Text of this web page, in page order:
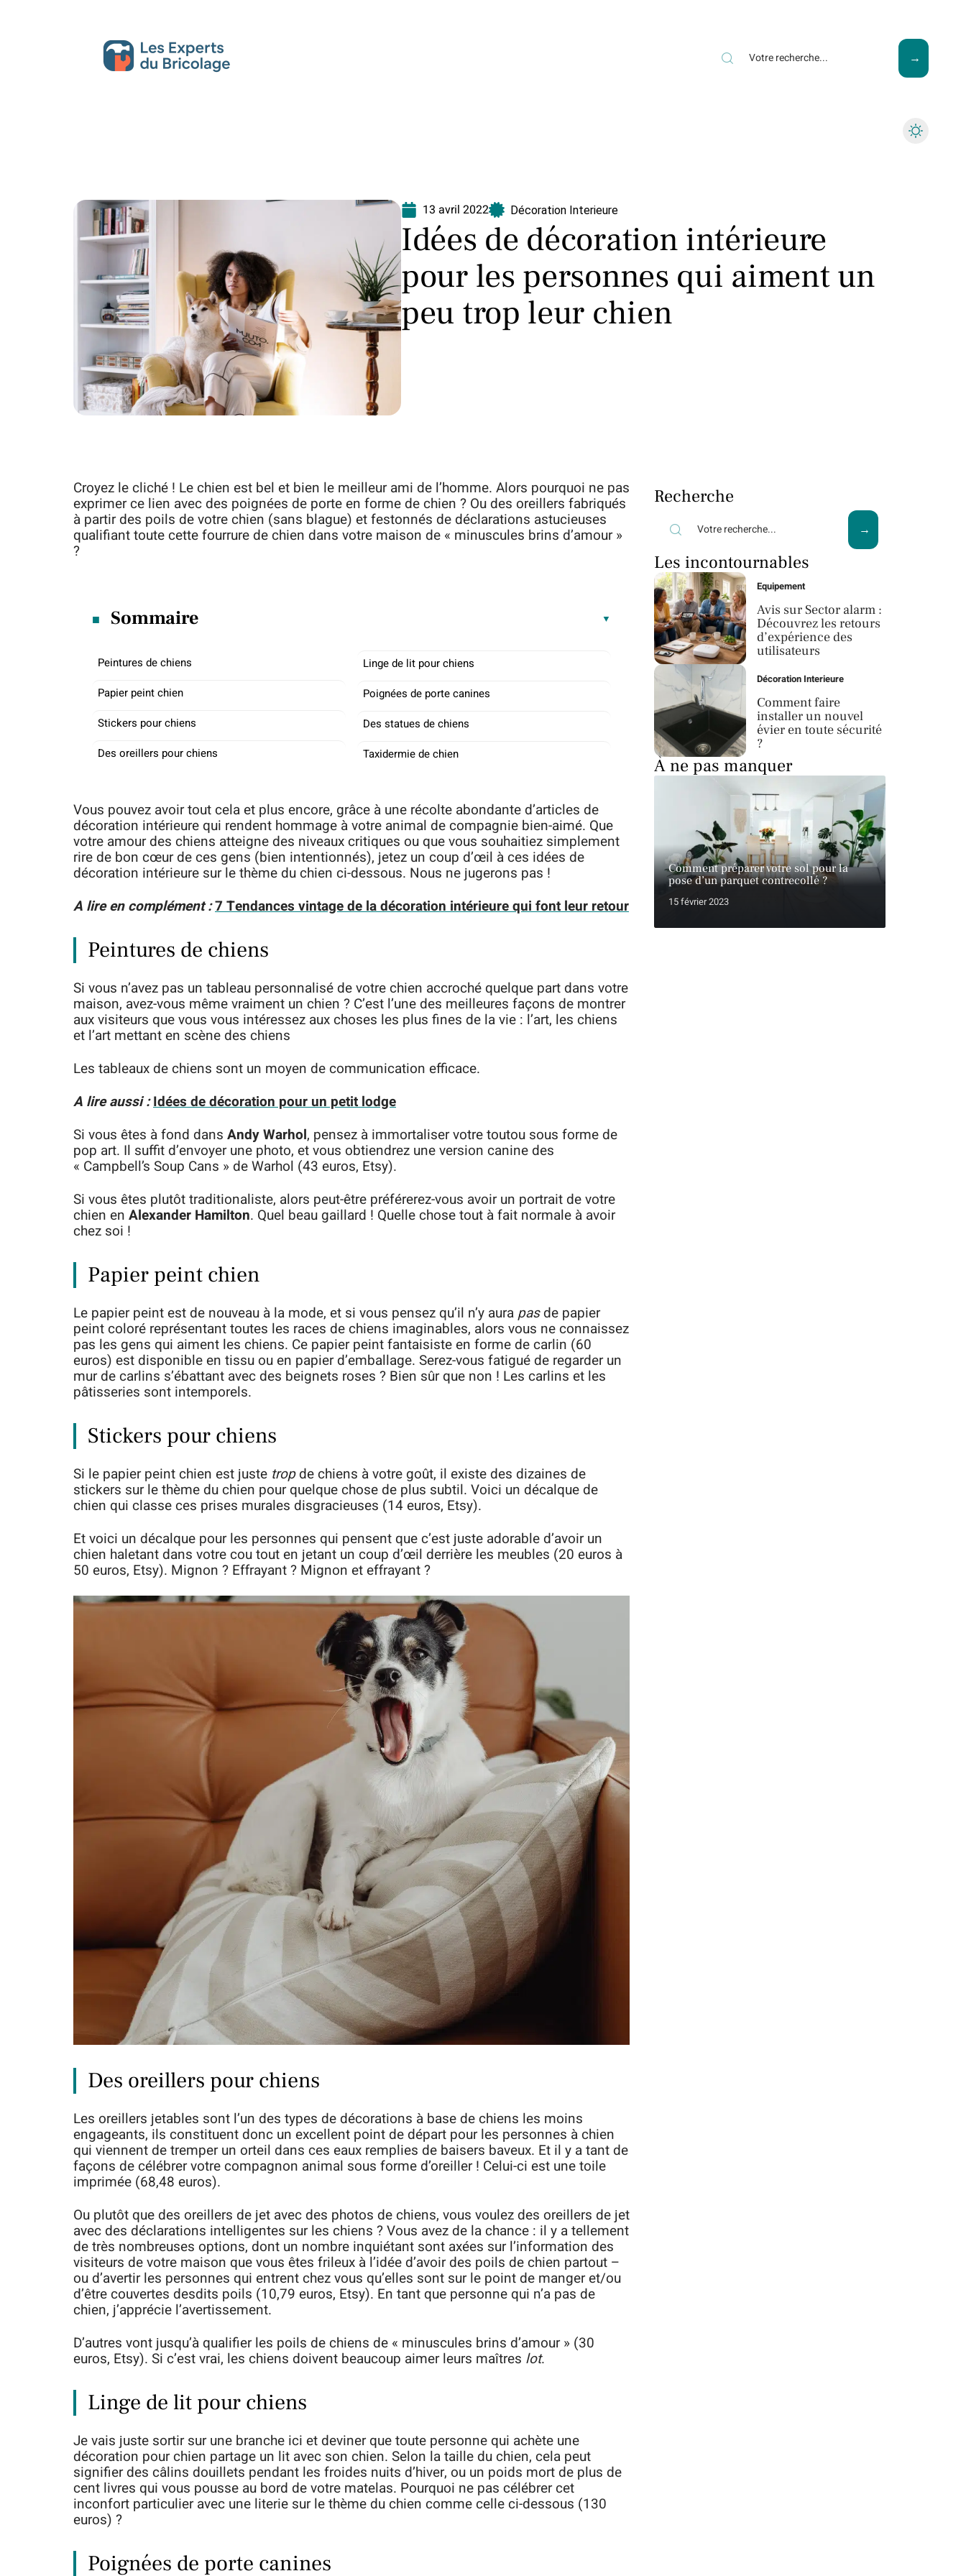
13 avril 2022 Décoration Interieure
Idées de décoration intérieure
pour les personnes qui aiment un
peu trop leur chien
Croyez le cliché ! Le chien est bel et bien le meilleur ami de l’homme. Alors pourquoi ne pas
exprimer ce lien avec des poignées de porte en forme de chien ? Ou des oreillers fabriqués
à partir des poils de votre chien (sans blague) et festonnés de déclarations astucieuses
qualifiant toute cette fourrure de chien dans votre maison de « minuscules brins d’amour »
?
Sommaire
Peintures de chiens
Papier peint chien
Stickers pour chiens
Des oreillers pour chiens
Linge de lit pour chiens
Poignées de porte canines
Des statues de chiens
Taxidermie de chien
Vous pouvez avoir tout cela et plus encore, grâce à une récolte abondante d’articles de
décoration intérieure qui rendent hommage à votre animal de compagnie bien-aimé. Que
votre amour des chiens atteigne des niveaux critiques ou que vous souhaitiez simplement
rire de bon cœur de ces gens (bien intentionnés), jetez un coup d’œil à ces idées de
décoration intérieure sur le thème du chien ci-dessous. Nous ne jugerons pas !
A lire en complément :7 Tendances vintage de la décoration intérieure qui font leur retour
Peintures de chiens
Si vous n’avez pas un tableau personnalisé de votre chien accroché quelque part dans votre
maison, avez-vous même vraiment un chien ? C’est l’une des meilleures façons de montrer
aux visiteurs que vous vous intéressez aux choses les plus fines de la vie : l’art, les chiens
et l’art mettant en scène des chiens
Les tableaux de chiens sont un moyen de communication efficace.
A lire aussi :Idées de décoration pour un petit lodge
Si vous êtes à fond dans Andy Warhol, pensez à immortaliser votre toutou sous forme de
pop art. Il suffit d’envoyer une photo, et vous obtiendrez une version canine des
« Campbell’s Soup Cans » de Warhol (43 euros, Etsy).
Si vous êtes plutôt traditionaliste, alors peut-être préférerez-vous avoir un portrait de votre
chien en Alexander Hamilton. Quel beau gaillard ! Quelle chose tout à fait normale à avoir
chez soi !
Papier peint chien
Le papier peint est de nouveau à la mode, et si vous pensez qu’il n’y aura pasde papier
peint coloré représentant toutes les races de chiens imaginables, alors vous ne connaissez
pas les gens qui aiment les chiens. Ce papier peint fantaisiste en forme de carlin (60
euros) est disponible en tissu ou en papier d’emballage. Serez-vous fatigué de regarder un
mur de carlins s’ébattant avec des beignets roses ? Bien sûr que non ! Les carlins et les
pâtisseries sont intemporels.
Stickers pour chiens
Si le papier peint chien est juste tropde chiens à votre goût, il existe des dizaines de
stickers sur le thème du chien pour quelque chose de plus subtil. Voici un décalque de
chien qui classe ces prises murales disgracieuses (14 euros, Etsy).
Et voici un décalque pour les personnes qui pensent que c’est juste adorable d’avoir un
chien haletant dans votre cou tout en jetant un coup d’œil derrière les meubles (20 euros à
50 euros, Etsy). Mignon ? Effrayant ? Mignon et effrayant ?
Des oreillers pour chiens
Les oreillers jetables sont l’un des types de décorations à base de chiens les moins
engageants, ils constituent donc un excellent point de départ pour les personnes à chien
qui viennent de tremper un orteil dans ces eaux remplies de baisers baveux. Et il y a tant de
façons de célébrer votre compagnon animal sous forme d’oreiller ! Celui-ci est une toile
imprimée (68,48 euros).
Ou plutôt que des oreillers de jet avec des photos de chiens, vous voulez des oreillers de jet
avec des déclarations intelligentes sur les chiens ? Vous avez de la chance : il y a tellement
de très nombreuses options, dont un nombre inquiétant sont axées sur l’information des
visiteurs de votre maison que vous êtes frileux à l’idée d’avoir des poils de chien partout –
ou d’avertir les personnes qui entrent chez vous qu’elles sont sur le point de manger et/ou
d’être couvertes desdits poils (10,79 euros, Etsy). En tant que personne qui n’a pas de
chien, j’apprécie l’avertissement.
D’autres vont jusqu’à qualifier les poils de chiens de « minuscules brins d’amour » (30
euros, Etsy). Si c’est vrai, les chiens doivent beaucoup aimer leurs maîtres lot.
Linge de lit pour chiens
Je vais juste sortir sur une branche ici et deviner que toute personne qui achète une
décoration pour chien partage un lit avec son chien. Selon la taille du chien, cela peut
signifier des câlins douillets pendant les froides nuits d’hiver, ou un poids mort de plus de
cent livres qui vous pousse au bord de votre matelas. Pourquoi ne pas célébrer cet
inconfort particulier avec une literie sur le thème du chien comme celle ci-dessous (130
euros) ?
Poignées de porte canines
Recherche
Les incontournables
Equipement
Avis sur Sector alarm :
Découvrez les retours
d’expérience des
utilisateurs
Décoration Interieure
Comment faire
installer un nouvel
évier en toute sécurité
?
À ne pas manquer
Comment préparer votre sol pour la
pose d’un parquet contrecollé ?
15 février 2023